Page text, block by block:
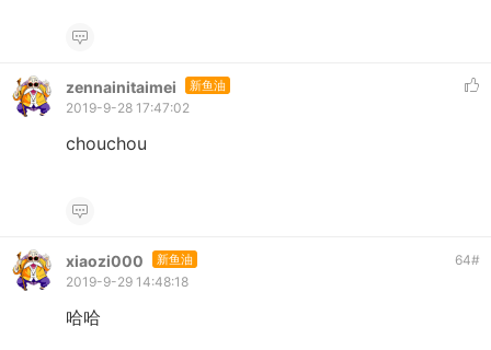
zennainitaimei 新鱼油
2019-9-28 17:47:02
chouchou
xiaozi000 新鱼油 64#
2019-9-29 14:48:18
哈哈